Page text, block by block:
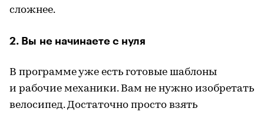
сложнее.
2. Вы не начинаете с нуля
В программе уже есть готовые шаблоны
и рабочие механики. Вам не нужно изобретать
велосипед. Достаточно просто взять